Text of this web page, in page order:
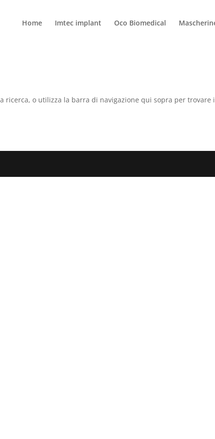
Home Imtec implant Oco Biomedical
ricerca, o utilizza la barra di navigazione qui sopra per trovare